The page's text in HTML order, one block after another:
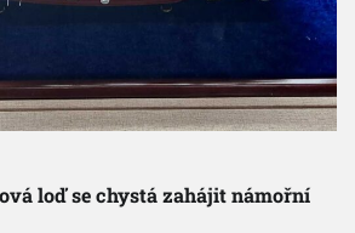
loď se chystá zahájit námořní